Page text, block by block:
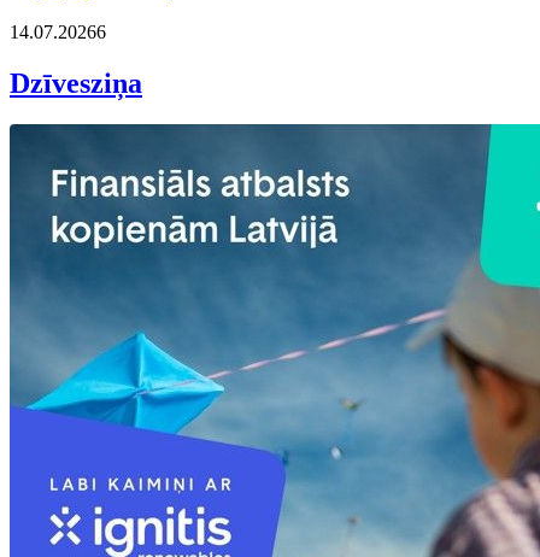
14.07.20266
Dzīvesziņa